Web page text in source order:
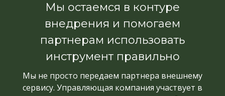
Мы остаемся в контуре
внедрения и помогаем
партнерам использовать
инструмент правильно
Мы не просто передаем партнера внешнему
сервису. Управляющая компания участвует в